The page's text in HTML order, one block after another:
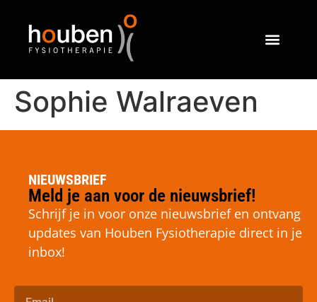
Sophie Walraeven
NIEUWSBRIEF
Meld je aan voor de nieuwsbrief!
Schrijf je in voor onze nieuwsbrief en ontvang
updates van Houben Fysiotherapie direct in je
inbox!